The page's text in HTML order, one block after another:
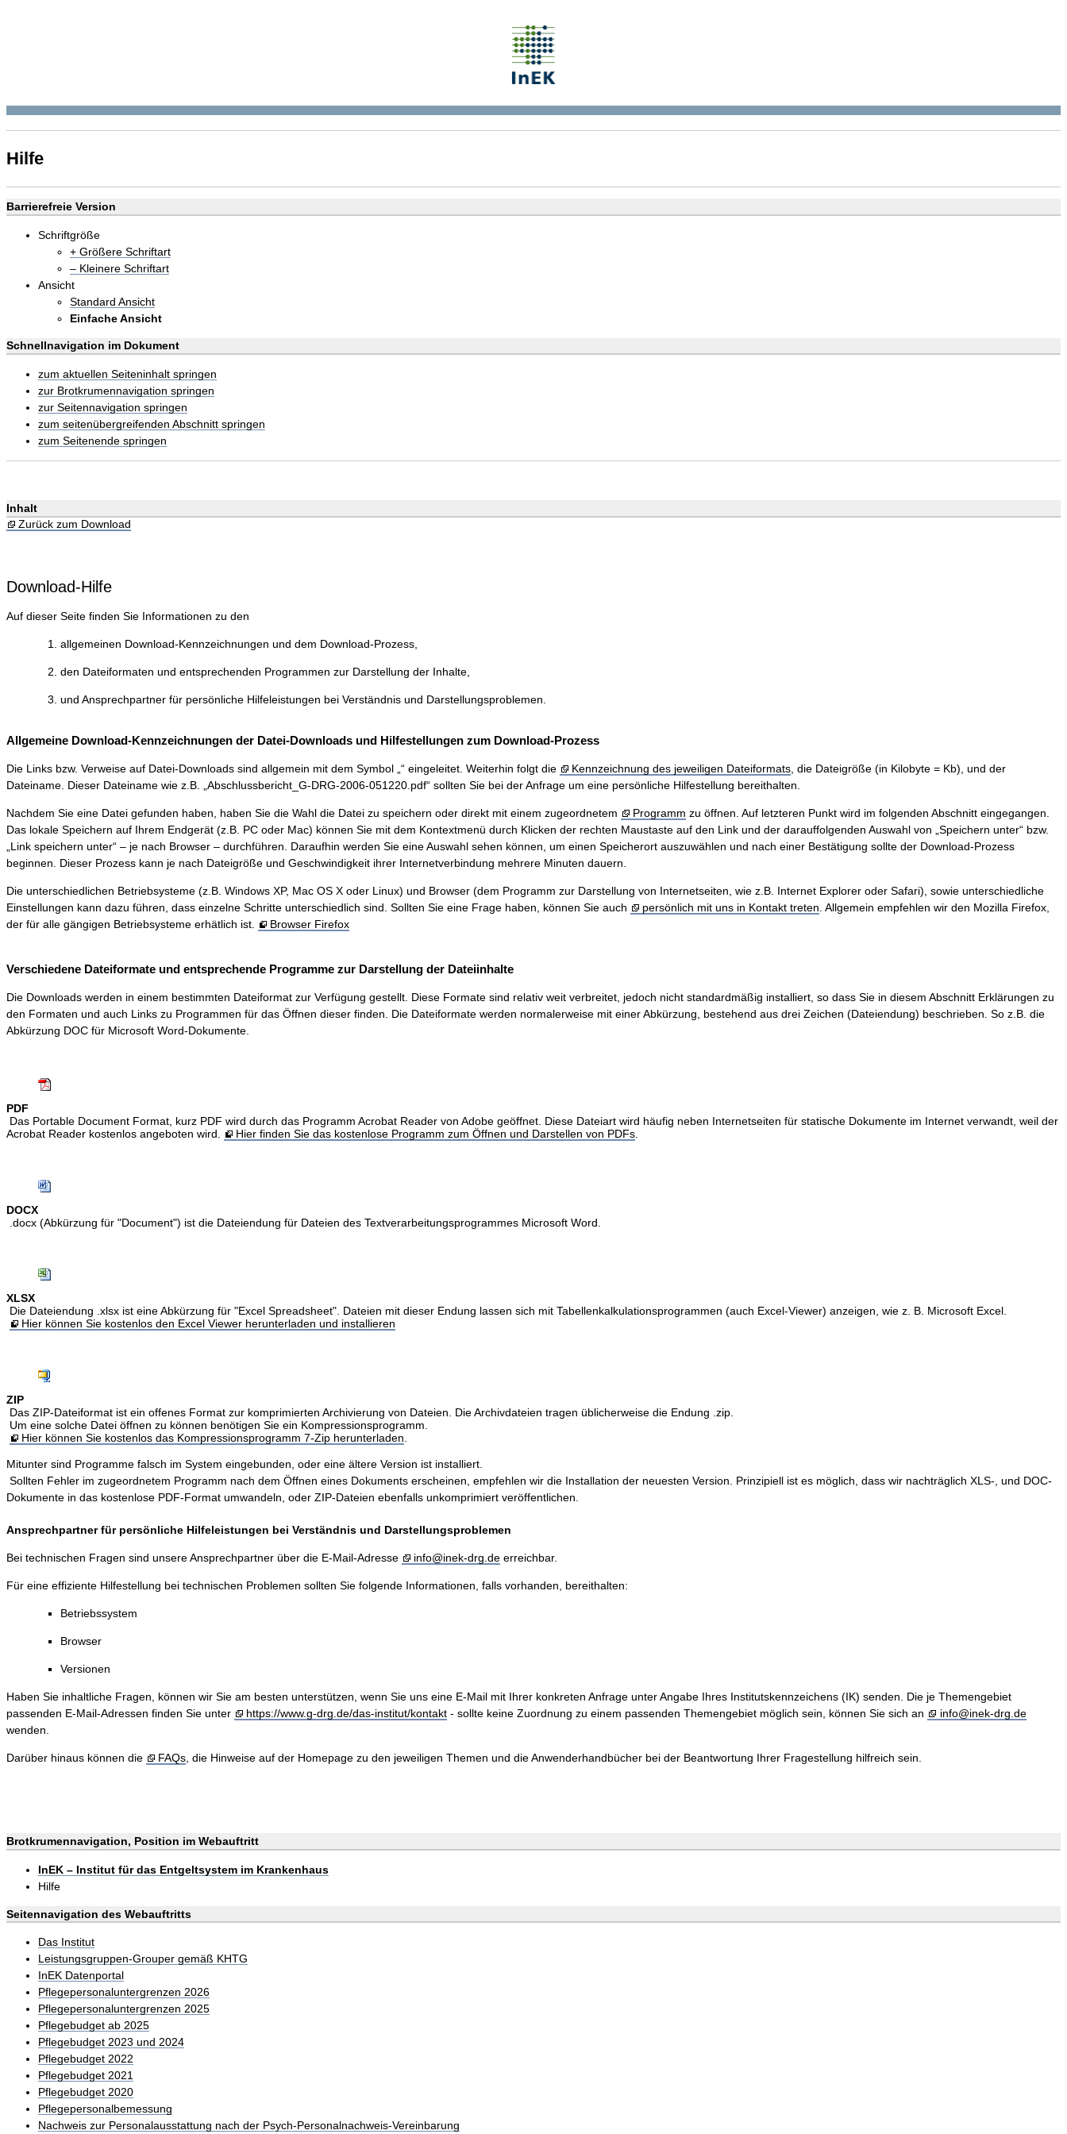
Hilfe
Barrierefreie Version
Schriftgröße
+ Größere Schriftart
– Kleinere Schriftart
Ansicht
Standard Ansicht
Einfache Ansicht
Schnellnavigation im Dokument
zum aktuellen Seiteninhalt springen
zur Brotkrumennavigation springen
zur Seitennavigation springen
zum seitenübergreifenden Abschnitt springen
zum Seitenende springen
Inhalt
Zurück zum Download
Download-Hilfe
Auf dieser Seite finden Sie Informationen zu den
allgemeinen Download-Kennzeichnungen und dem Download-Prozess,
den Dateiformaten und entsprechenden Programmen zur Darstellung der Inhalte,
und Ansprechpartner für persönliche Hilfeleistungen bei Verständnis und Darstellungsproblemen.
Allgemeine Download-Kennzeichnungen der Datei-Downloads und Hilfestellungen zum Download-Prozess
Die Links bzw. Verweise auf Datei-Downloads sind allgemein mit dem Symbol „“ eingeleitet. Weiterhin folgt die Kennzeichnung des jeweiligen Dateiformats , die Dateigröße (in Kilobyte = Kb), und der
Dateiname. Dieser Dateiname wie z.B. „Abschlussbericht_G-DRG-2006-051220.pdf“ sollten Sie bei der Anfrage um eine persönliche Hilfestellung bereithalten.
Nachdem Sie eine Datei gefunden haben, haben Sie die Wahl die Datei zu speichern oder direkt mit einem zugeordnetem Programm zu öffnen. Auf letzteren Punkt wird im folgenden Abschnitt eingegangen.
Das lokale Speichern auf Ihrem Endgerät (z.B. PC oder Mac) können Sie mit dem Kontextmenü durch Klicken der rechten Maustaste auf den Link und der darauffolgenden Auswahl von „Speichern unter“ bzw.
„Link speichern unter“ – je nach Browser – durchführen. Daraufhin werden Sie eine Auswahl sehen können, um einen Speicherort auszuwählen und nach einer Bestätigung sollte der Download-Prozess
beginnen. Dieser Prozess kann je nach Dateigröße und Geschwindigkeit ihrer Internetverbindung mehrere Minuten dauern.
Die unterschiedlichen Betriebsysteme (z.B. Windows XP, Mac OS X oder Linux) und Browser (dem Programm zur Darstellung von Internetseiten, wie z.B. Internet Explorer oder Safari), sowie unterschiedliche
Einstellungen kann dazu führen, dass einzelne Schritte unterschiedlich sind. Sollten Sie eine Frage haben, können Sie auch
persönlich mit uns in Kontakt treten . Allgemein empfehlen wir den Mozilla Firefox,
der für alle gängigen Betriebsysteme erhätlich ist.
Browser Firefox
Verschiedene Dateiformate und entsprechende Programme zur Darstellung der Dateiinhalte
Die Downloads werden in einem bestimmten Dateiformat zur Verfügung gestellt. Diese Formate sind relativ weit verbreitet, jedoch nicht standardmäßig installiert, so dass Sie in diesem Abschnitt Erklärungen zu
den Formaten und auch Links zu Programmen für das Öffnen dieser finden. Die Dateiformate werden normalerweise mit einer Abkürzung, bestehend aus drei Zeichen (Dateiendung) beschrieben. So z.B. die
Abkürzung DOC für Microsoft Word-Dokumente.
PDF
Das Portable Document Format, kurz PDF wird durch das Programm Acrobat Reader von Adobe geöffnet. Diese Dateiart wird häufig neben Internetseiten für statische Dokumente im Internet verwandt, weil der
Acrobat Reader kostenlos angeboten wird.
Hier finden Sie das kostenlose Programm zum Öffnen und Darstellen von PDFs.
DOCX
.docx (Abkürzung für "Document") ist die Dateiendung für Dateien des Textverarbeitungsprogrammes Microsoft Word.
XLSX
Die Dateiendung .xlsx ist eine Abkürzung für "Excel Spreadsheet". Dateien mit dieser Endung lassen sich mit Tabellenkalkulationsprogrammen (auch Excel-Viewer) anzeigen, wie z. B. Microsoft Excel.
Hier können Sie kostenlos den Excel Viewer herunterladen und installieren
ZIP
Das ZIP-Dateiformat ist ein offenes Format zur komprimierten Archivierung von Dateien. Die Archivdateien tragen üblicherweise die Endung .zip.
Um eine solche Datei öffnen zu können benötigen Sie ein Kompressionsprogramm.
Hier können Sie kostenlos das Kompressionsprogramm 7-Zip herunterladen.
Mitunter sind Programme falsch im System eingebunden, oder eine ältere Version ist installiert.
Sollten Fehler im zugeordnetem Programm nach dem Öffnen eines Dokuments erscheinen, empfehlen wir die Installation der neuesten Version. Prinzipiell ist es möglich, dass wir nachträglich XLS-, und DOC-
Dokumente in das kostenlose PDF-Format umwandeln, oder ZIP-Dateien ebenfalls unkomprimiert veröffentlichen.
Ansprechpartner für persönliche Hilfeleistungen bei Verständnis und Darstellungsproblemen
Bei technischen Fragen sind unsere Ansprechpartner über die E-Mail-Adresse info@inek-drg.de erreichbar.
Für eine effiziente Hilfestellung bei technischen Problemen sollten Sie folgende Informationen, falls vorhanden, bereithalten:
Betriebssystem
Browser
Versionen
Haben Sie inhaltliche Fragen, können wir Sie am besten unterstützen, wenn Sie uns eine E-Mail mit Ihrer konkreten Anfrage unter Angabe Ihres Institutskennzeichens (IK) senden. Die je Themengebiet
passenden E-Mail-Adressen finden Sie unter
https://www.g-drg.de/das-institut/kontakt - sollte keine Zuordnung zu einem passenden Themengebiet möglich sein, können Sie sich an
info@inek-drg.de
wenden.
Darüber hinaus können die FAQs, die Hinweise auf der Homepage zu den jeweiligen Themen und die Anwenderhandbücher bei der Beantwortung Ihrer Fragestellung hilfreich sein.
Brotkrumennavigation, Position im Webauftritt
InEK – Institut für das Entgeltsystem im Krankenhaus
Hilfe
Seitennavigation des Webauftritts
Das Institut
Leistungsgruppen-Grouper gemäß KHTG
InEK Datenportal
Pflegepersonaluntergrenzen 2026
Pflegepersonaluntergrenzen 2025
Pflegebudget ab 2025
Pflegebudget 2023 und 2024
Pflegebudget 2022
Pflegebudget 2021
Pflegebudget 2020
Pflegepersonalbemessung
Nachweis zur Personalausstattung nach der Psych-Personalnachweis-Vereinbarung